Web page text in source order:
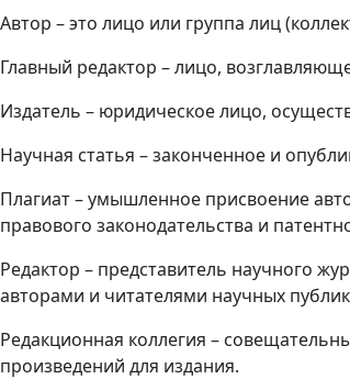
Автор – это лицо или группа лиц
Главный редактор – лицо,
Издатель – юридическое лицо,
Научная статья – законченное и
Плагиат – умышленное присвоение
правового законодательства и
Редактор – представитель научного
авторами и читателями научных
Редакционная коллегия –
произведений для издания.